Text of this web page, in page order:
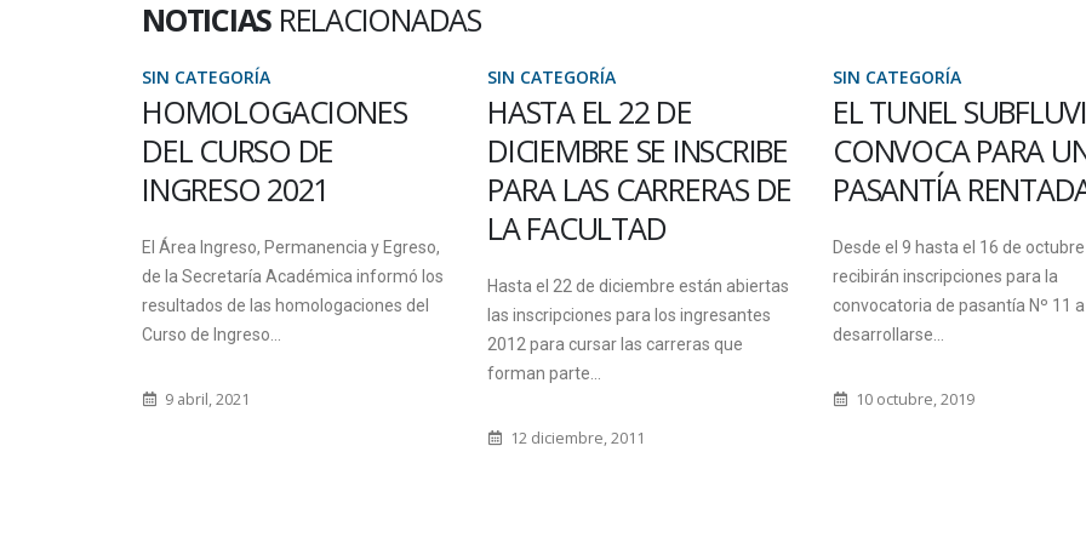
NOTICIAS RELACIONADAS
SIN CATEGORÍA
HASTA EL 22 DE
DICIEMBRE SE INSCRIBE
PARA LAS CARRERAS DE
LA FACULTAD
Hasta el 22 de diciembre están abiertas
las inscripciones para los ingresantes
2012 para cursar las carreras que
SIN CATEGORÍA
EL TUNEL SUBFLUVIAL
CONVOCA PARA UNA
PASANTÍA RENTADA
recibirán inscripciones para la
convocatoria de pasantía Nº 11 a
desarrollarse...
SIN CATEGORÍA
ELECCIONES DE
DIRECTORES Y
CONSEJOS DE
La Junta Electoral puso a
modelos de listas, avales y cartas
aceptación correspondientes a los